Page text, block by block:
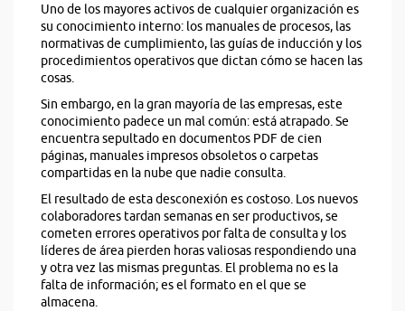
Uno de los mayores activos de cualquier organización es
su conocimiento interno: los manuales de procesos, las
normativas de cumplimiento, las guías de inducción y los
procedimientos operativos que dictan cómo se hacen las
cosas.
Sin embargo, en la gran mayoría de las empresas, este
conocimiento padece un mal común: está atrapado. Se
encuentra sepultado en documentos PDF de cien
páginas, manuales impresos obsoletos o carpetas
compartidas en la nube que nadie consulta.
El resultado de esta desconexión es costoso. Los nuevos
colaboradores tardan semanas en ser productivos, se
cometen errores operativos por falta de consulta y los
líderes de área pierden horas valiosas respondiendo una
y otra vez las mismas preguntas. El problema no es la
falta de información; es el formato en el que se
almacena.